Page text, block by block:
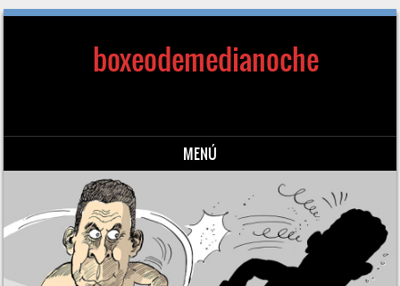
boxeodemedianoche
MENÚ
Saltar al contenido